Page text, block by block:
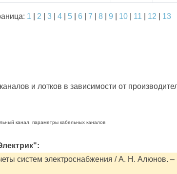
1 2 3| 4| 5| 6 7 8| 9 10| 11 12 13
и лотков в зависимости от
канал, параметры кабельных каналов
систем электроснабжения / А. Н. Алюнов. –